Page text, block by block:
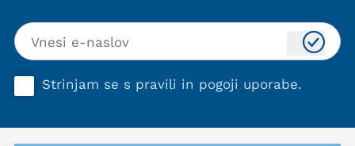
Strinjam se s pravili in pogoji uporabe.